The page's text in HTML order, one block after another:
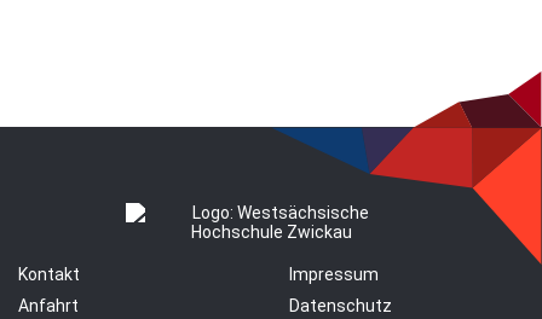
Kontakt
Anfahrt
Impressum
Datenschutz